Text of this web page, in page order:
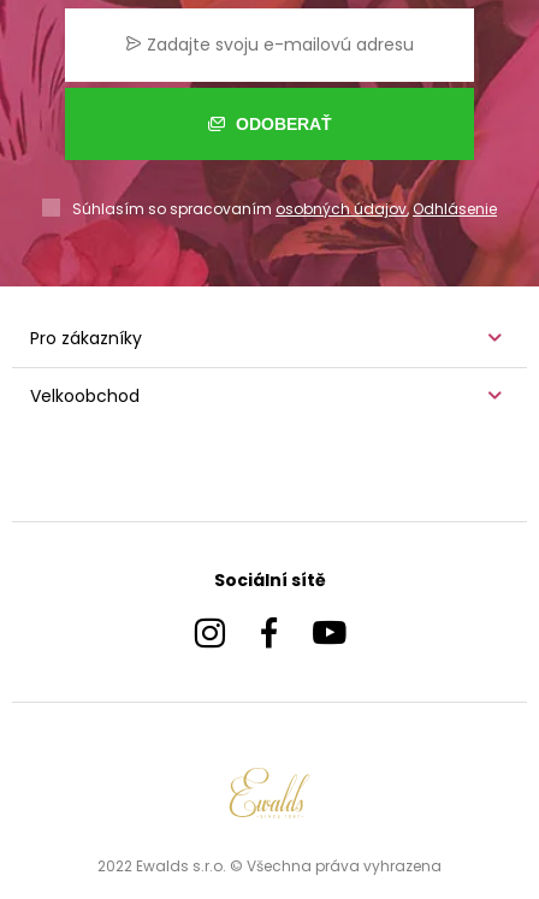
ODOBERAŤ
Súhlasím so spracovaním osobných údajov,Odhlásenie
Pro zákazníky
Velkoobchod
Sociální sítě
2022 Ewalds s.r.o. © Všechna práva vyhrazena